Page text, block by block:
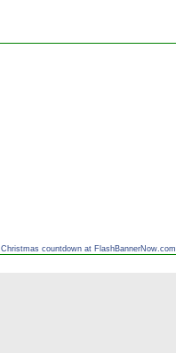
Christmas countdown at FlashBannerNow.com